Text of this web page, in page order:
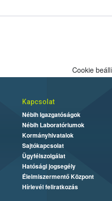
Cookie
Kapcsolat
Nébih Igazgatóságok
Nébih Laboratóriumok
Kormányhivatalok
Sajtókapcsolat
Ügyfélszolgálat
Hatósági jogsegély
Élelmiszermentő Központ
Hírlevél feliratkozás